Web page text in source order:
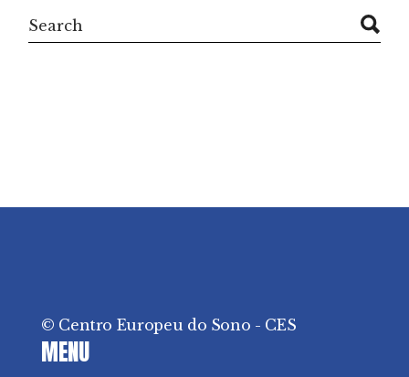
© Centro Europeu do Sono - CES
MENU